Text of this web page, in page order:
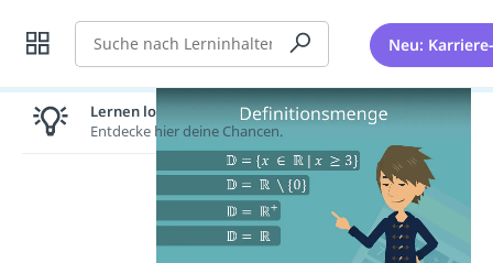
Suche Neu:
Lernen lohnt sich!
Entdecke hier deine Chancen.